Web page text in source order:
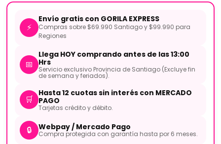
⚡
Envío gratis con GORILA EXPRESS
Compras sobre $69.990 Santiago y $99.990 para
Regiones
📅
Llega HOY comprando antes de las 13:00
Hrs
Servicio exclusivo Provincia de Santiago (Excluye fin
de semana y feriados).
🛒
Hasta 12 cuotas sin interés con MERCADO
PAGO
Tarjetas crédito y débito.
🔒 Webpay / Mercado Pago
Compra protegida con garantía hasta por 6 meses.